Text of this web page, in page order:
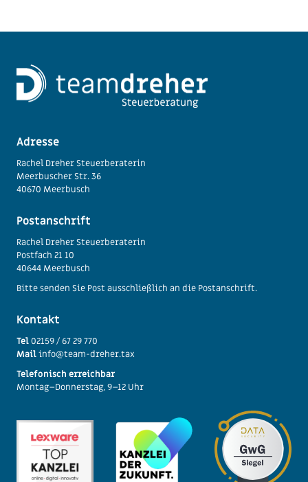
Adresse
Rachel Dreher Steuerberaterin
Meerbuscher Str. 36
40670 Meerbusch
Postanschrift
Rachel Dreher Steuerberaterin
Postfach 21 10
40644 Meerbusch
Bitte senden Sie Post ausschließlich an die Postanschrift.
Kontakt
Tel02159 / 67 29 770
Mailinfo@team-dreher.tax
Telefonisch erreichbar
Montag–Donnerstag, 9–12 Uhr